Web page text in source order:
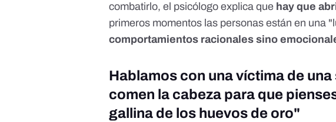
combatirlo, el psicólogo explica que hay que
primeros momentos las personas están en una
comportamientos racionales sino
Hablamos con una víctima de
comen la cabeza para que
gallina de los huevos de oro"